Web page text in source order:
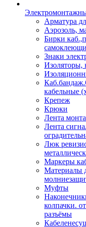
Арматура
Аэрозоль,
Бирки
Знаки
Изоляторы,
кабельные
Крепеж
Крюки
Лента
Лента
Люк
Маркеры
Материалы
Муфты
колпачки.
разъёмы